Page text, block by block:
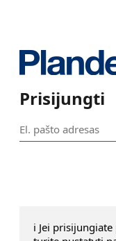
Prisijungti
ℹ️ Jei